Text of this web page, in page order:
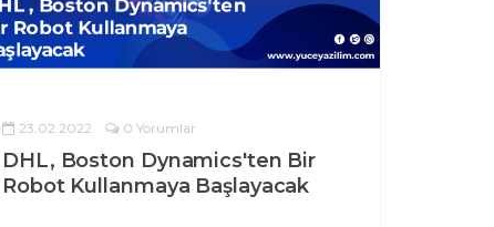
23.02.2022 0 Yorumlar
DHL, Boston Dynamics'ten Bir
Robot Kullanmaya Başlayacak